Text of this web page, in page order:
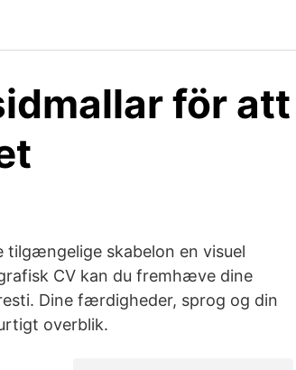
för att
skabelon en visuel
CV kan du fremhæve dine
Dine færdigheder, sprog og din
overblik.